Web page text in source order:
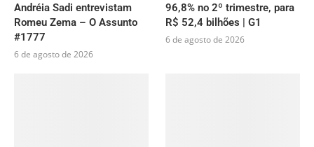
Andréia Sadi entrevistam
Romeu Zema – O Assunto
#1777
6 de agosto de 2026
96,8% no 2º trimestre, para
R$ 52,4 bilhões | G1
6 de agosto de 2026